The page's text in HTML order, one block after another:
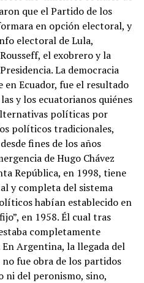
que el Partido de los
en opción electoral, y
electoral de Lula,
el exobrero y la
La democracia
Ecuador, fue el resultado
y los ecuatorianos quiénes
políticas por
políticos tradicionales,
fines de los años
de Hugo Chávez
República, en 1998, tiene
y completa del sistema
habían establecido en
en 1958. Él cual tras
completamente
En Argentina, la llegada del
fue obra de los partidos
ni del peronismo, sino,